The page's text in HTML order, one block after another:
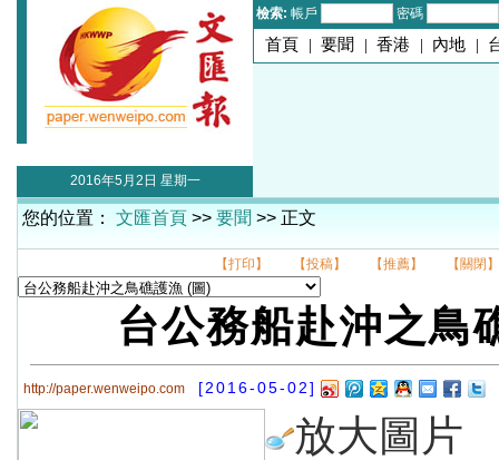
檢索: 帳戶 密碼
首頁 | 要聞 | 香港 | 內地 |
2016年5月2日 星期一
您的位置： 文匯首頁 >> 要聞 >> 正文
【打印】 【投稿】 【推薦】 【關閉】
台公務船赴沖之鳥
http://paper.wenweipo.com [2016-05-02]
放大圖片